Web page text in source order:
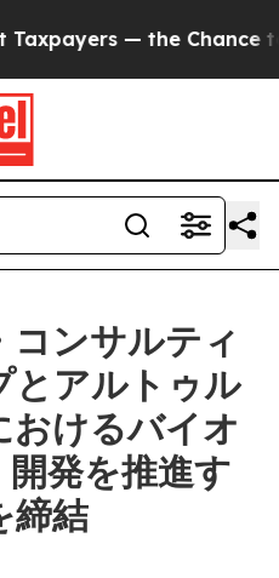
— the Chance to
コンサルティ
とアルトゥル
おけるバイオ
発を推進す
締結